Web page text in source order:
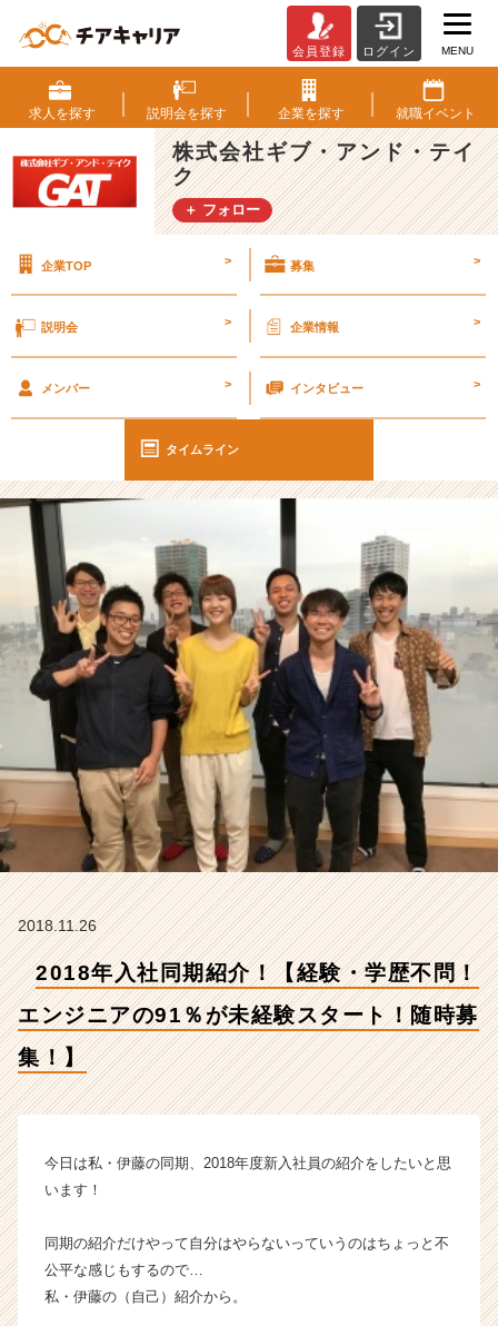
0
1
8
年
入
社
同
介！
学
エ
ン
ジ
ア
の
9
1％
が
未
経
験
ス
タ
ー
ト！
随
時
募
会
社
ギ
ド・
イ
イ
ム
ラ
会員登録 ログイン MENU
求人を探す 説明会を探す 企業を探す 就職イベント
株式会社ギブ・アンド・テイ
ク
＋ フォロー
企業TOP > 募集 >
説明会 > 企業情報 >
メンバー > インタビュー >
タイムライン
2018.11.26
2018年入社同期紹介！【経験・学歴不問！
エンジニアの91％が未経験スタート！随時募
集！】
今日は私・伊藤の同期、2018年度新入社員の紹介をしたいと思
います！
同期の紹介だけやって自分はやらないっていうのはちょっと不
公平な感じもするので…
私・伊藤の（自己）紹介から。